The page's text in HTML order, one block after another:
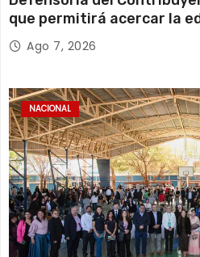
que permitirá acercar la
miles de personas y
Chile
Ago 7, 2026
NACIONAL